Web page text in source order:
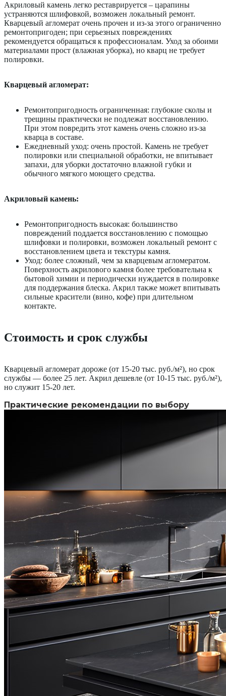
Акриловый камень легко реставрируется – царапины
устраняются шлифовкой, возможен локальный ремонт.
Кварцевый агломерат очень прочен и из-за этого ограниченно
ремонтопригоден; при серьезных повреждениях
рекомендуется обращаться к профессионалам. Уход за обоими
материалами прост (влажная уборка), но кварц не требует
полировки.
Кварцевый агломерат:
Ремонтопригодность ограниченная: глубокие сколы и
трещины практически не подлежат восстановлению.
При этом повредить этот камень очень сложно из-за
кварца в составе.
Ежедневный уход: очень простой. Камень не требует
полировки или специальной обработки, не впитывает
запахи, для уборки достаточно влажной губки и
обычного мягкого моющего средства.
Акриловый камень:
Ремонтопригодность высокая: большинство
повреждений поддается восстановлению с помощью
шлифовки и полировки, возможен локальный ремонт с
восстановлением цвета и текстуры камня.
Уход: более сложный, чем за кварцевым агломератом.
Поверхность акрилового камня более требовательна к
бытовой химии и периодически нуждается в полировке
для поддержания блеска. Акрил также может впитывать
сильные красители (вино, кофе) при длительном
контакте.
Стоимость и срок службы
Кварцевый агломерат дороже (от 15-20 тыс. руб./м²), но срок
службы — более 25 лет. Акрил дешевле (от 10-15 тыс. руб./м²),
но служит 15-20 лет.
Практические рекомендации по выбору